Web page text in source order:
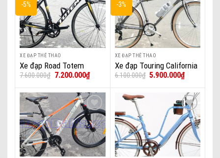
-5%
Add to wishlist
XE ĐẠP THỂ THAO
Xe đạp Road Totem
Aurora 700 DaNa
7.600.000₫ Giá
là:
7.600.000₫.
7.200.000₫Giá
hiện
tại
là:
7.200.000₫.
-3%
Add to wishlist
XE ĐẠP THỂ THAO
Xe đạp Touring California
City 350
6.100.000₫ Giá
là:
5.900.000₫Giá
hiện
tại
là:
5.900.000₫.
Add to wishlist Add to wishlist